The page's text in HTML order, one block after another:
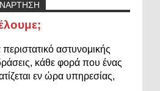
αστυνομικής
κάθε φορά που ένας
εν ώρα υπηρεσίας,